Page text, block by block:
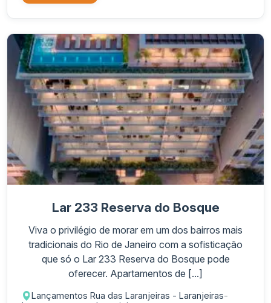
Lar 233 Reserva do Bosque
Viva o privilégio de morar em um dos bairros mais
tradicionais do Rio de Janeiro com a sofisticação
que só o Lar 233 Reserva do Bosque pode
oferecer. Apartamentos de [...]
Lançamentos Rua das Laranjeiras - Laranjeiras-